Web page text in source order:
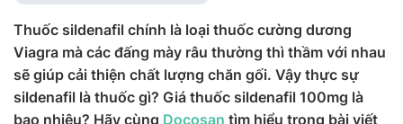
Thuốc sildenafil chính là loại thuốc cường dương
Viagra mà các đấng mày râu thường thì thầm với nhau
sẽ giúp cải thiện chất lượng chăn gối. Vậy thực sự
sildenafil là thuốc gì? Giá thuốc sildenafil 100mg là
bao nhiêu? Hãy cùng Docosan tìm hiểu trong bài viết